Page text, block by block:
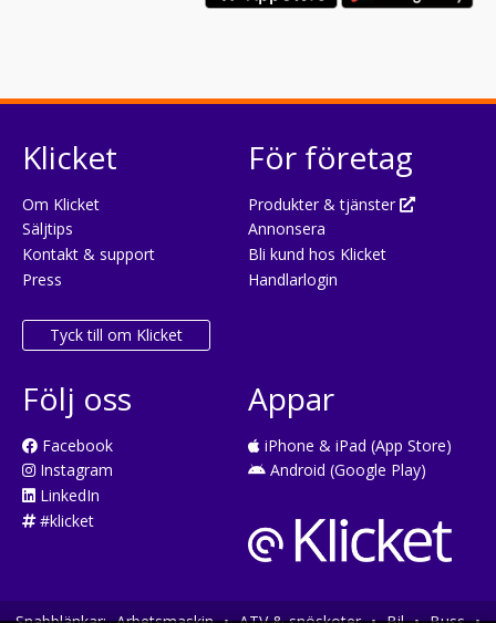
Klicket
Om Klicket
Säljtips
Kontakt & support
Press
Tyck till om Klicket
För företag
Produkter & tjänster
Annonsera
Bli kund hos Klicket
Handlarlogin
Följ oss
Facebook
Instagram
LinkedIn
#klicket
Appar
iPhone & iPad (App Store)
Android (Google Play)